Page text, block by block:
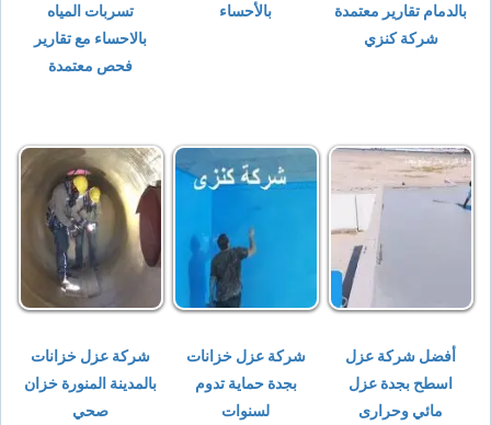
بالدمام تقارير معتمدة
شركة كنزي
بالأحساء
تسربات المياه
بالاحساء مع تقارير
فحص معتمدة
أفضل شركة عزل
اسطح بجدة عزل
مائي وحرارى
شركة عزل خزانات
بجدة حماية تدوم
لسنوات
شركة عزل خزانات
بالمدينة المنورة خزان
صحي